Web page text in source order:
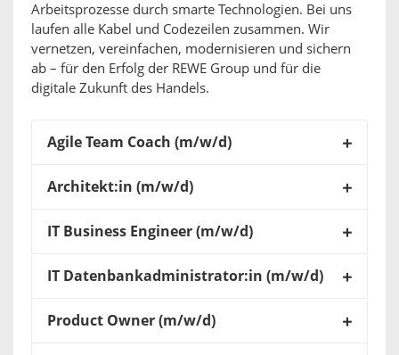
Arbeitsprozesse durch smarte Technologien. Bei uns
laufen alle Kabel und Codezeilen zusammen. Wir
vernetzen, vereinfachen, modernisieren und sichern
ab – für den Erfolg der REWE Group und für die
digitale Zukunft des Handels.
Agile Team Coach (m/w/d)
Architekt:in (m/w/d)
IT Business Engineer (m/w/d)
IT Datenbankadministrator:in (m/w/d)
Product Owner (m/w/d)